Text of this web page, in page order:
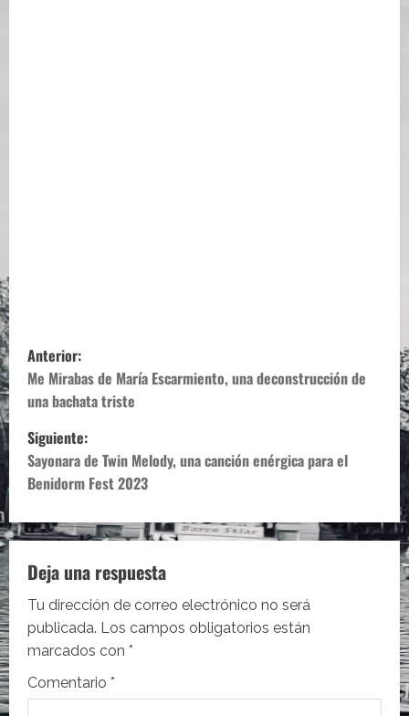
N
a
v
e
g
a
c
i
ó
n
Anterior:
Me Mirabas de María Escarmiento, una deconstrucción de
una bachata triste
Siguiente:
Sayonara de Twin Melody, una canción enérgica para el
Benidorm Fest 2023
Deja una respuesta
Tu dirección de correo electrónico no será
publicada. Los campos obligatorios están
marcados con *
Comentario *